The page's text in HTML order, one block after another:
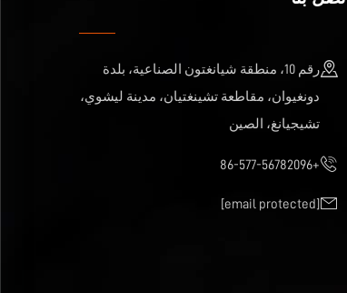
رقم 10، منطقة شيانغتون الصناعية، بلدة
دونغيوان، مقاطعة تشينغتيان، مدينة ليشوي،
تشيجيانغ، الصين
+86-577-56782096
[email protected]